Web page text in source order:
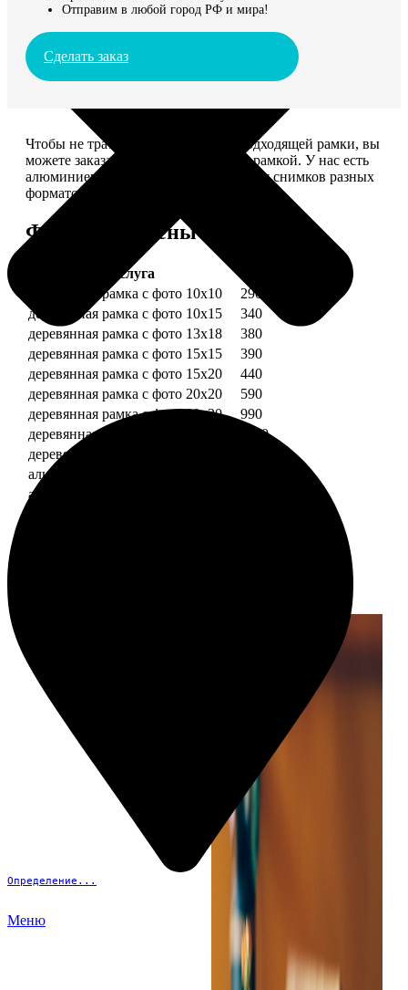
Определение...
Меню
Отправим в любой город РФ и мира!
Сделать заказ
Чтобы не тратить время на поиск подходящей рамки, вы
можете заказать печать фото сразу с рамкой. У нас есть
алюминиевые и деревянные рамки для снимков разных
форматов.
Форматы и цены
Услуга
деревянная рамка с фото 10х10
290
деревянная рамка с фото 10х15
340
деревянная рамка с фото 13х18
380
деревянная рамка с фото 15х15
390
деревянная рамка с фото 15х20
440
деревянная рамка с фото 20х20
590
деревянная рамка с фото 20х30
990
деревянная рамка с фото 30х30
1190
деревянная рамка с фото 30х40
алюминиевая рамка с фото 10х15
алюминиевая рамка с фото 20х30